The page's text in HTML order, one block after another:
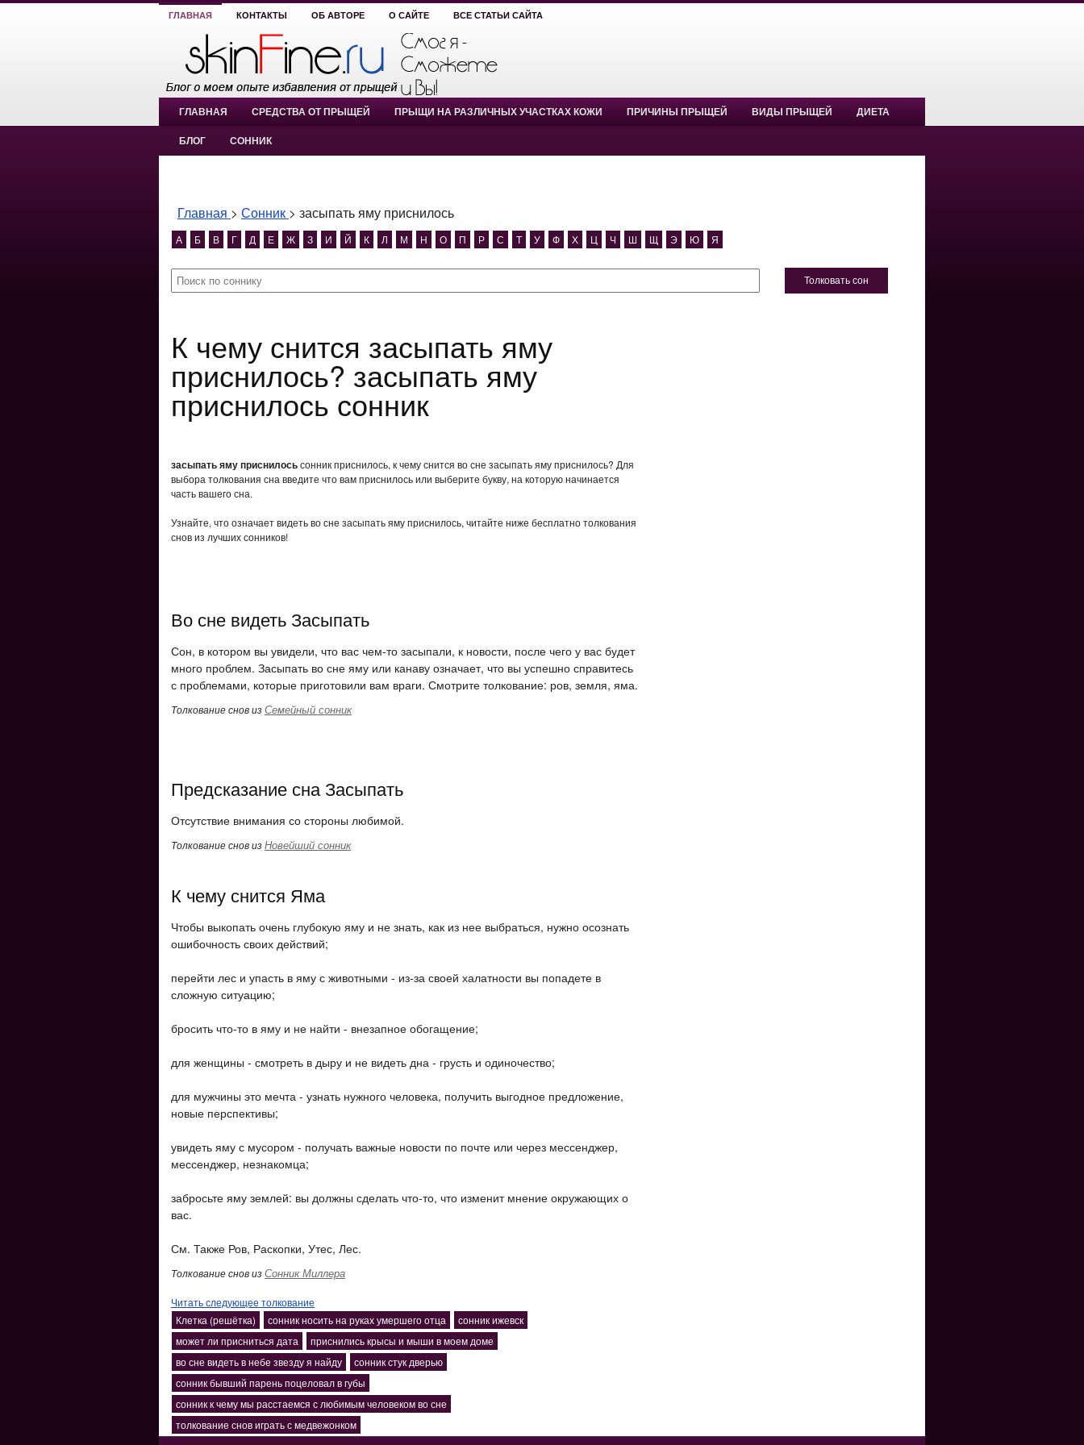
ГЛАВНАЯ КОНТАКТЫ ОБ АВТОРЕ О САЙТЕ ВСЕ СТАТЬИ САЙТА
ГЛАВНАЯ СРЕДСТВА ОТ ПРЫЩЕЙ ПРЫЩИ НА РАЗЛИЧНЫХ УЧАСТКАХ КОЖИ ПРИЧИНЫ ПРЫЩЕЙ ВИДЫ ПРЫЩЕЙ ДИЕТА
БЛОГ СОННИК
Главная > Сонник > засыпать яму приснилось
А Б В Г Д Е Ж З И Й К Л М Н О П Р С Т У Ф Х Ц Ч Ш Щ Э Ю Я
Толковать сон
К чему снится засыпать яму
приснилось? засыпать яму
приснилось сонник
засыпать яму приснилосьсонник приснилось, к чему снится во сне засыпать яму приснилось? Для
выбора толкования сна введите что вам приснилось или выберите букву, на которую начинается
часть вашего сна.
Узнайте, что означает видеть во сне засыпать яму приснилось, читайте ниже бесплатно толкования
снов из лучших сонников!
Во сне видеть Засыпать
Сон, в котором вы увидели, что вас чем-то засыпали, к новости, после чего у вас будет
много проблем. Засыпать во сне яму или канаву означает, что вы успешно справитесь
с проблемами, которые приготовили вам враги. Смотрите толкование: ров, земля, яма.
Толкование снов изСемейный сонник
Предсказание сна Засыпать
Отсутствие внимания со стороны любимой.
Толкование снов изНовейший сонник
К чему снится Яма
Чтобы выкопать очень глубокую яму и не знать, как из нее выбраться, нужно осознать
ошибочность своих действий;
перейти лес и упасть в яму с животными - из-за своей халатности вы попадете в
сложную ситуацию;
бросить что-то в яму и не найти - внезапное обогащение;
для женщины - смотреть в дыру и не видеть дна - грусть и одиночество;
для мужчины это мечта - узнать нужного человека, получить выгодное предложение,
новые перспективы;
увидеть яму с мусором - получать важные новости по почте или через мессенджер,
мессенджер, незнакомца;
забросьте яму землей: вы должны сделать что-то, что изменит мнение окружающих о
вас.
См. Также Ров, Раскопки, Утес, Лес.
Толкование снов изСонник Миллера
Читать следующее толкование
Клетка (решётка)
сонник носить на руках умершего отца
сонник ижевск
может ли присниться дата
приснились крысы и мыши в моем доме
во сне видеть в небе звезду я найду
сонник стук дверью
сонник бывший парень поцеловал в губы
сонник к чему мы расстаемся с любимым человеком во сне
толкование снов играть с медвежонком